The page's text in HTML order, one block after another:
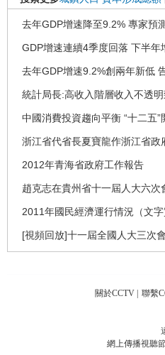
去年GDP增速降至9.2% 專家預
GDP增速連續4季度回落 下半年
去年GDP增速9.2%創兩年新低
統計局長:高收入階層收入不透
中國消費投資趨向平衡 “十二五”
浙江省代省長夏寶龍作浙江省政
2012年青海省政府工作報告
趙克志在貴州省十一屆人大六
2011年國民經濟運行情況（文字
[視頻回放]十一屆全國人大三次
關於CCTV | 聯繫
網上傳播視聽